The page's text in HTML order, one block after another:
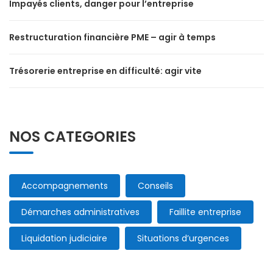
Impayés clients, danger pour l’entreprise
Restructuration financière PME – agir à temps
Trésorerie entreprise en difficulté: agir vite
NOS CATEGORIES
Accompagnements Conseils
Démarches administratives Faillite entreprise
Liquidation judiciaire Situations d’urgences